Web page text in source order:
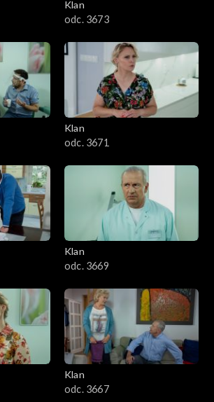
Klan
odc. 3673
Klan
odc. 3671
Klan
odc. 3669
Klan
odc. 3667